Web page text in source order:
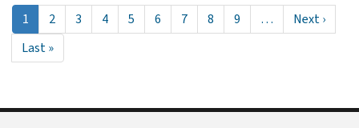
Pagination
当
前
页
1 Page
2 Page
3 Page
4 Page
5 Page
6 Page
7 Page
8 Page
9 …
Next
page
Next ›
Last
page
Last »